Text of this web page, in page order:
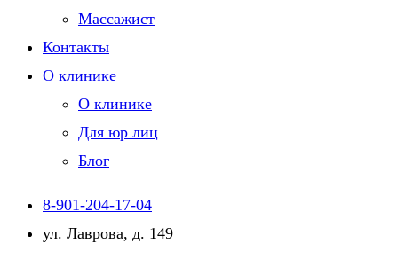
Массажист
Контакты
О клинике
О клинике
Для юр лиц
Блог
8-901-204-17-04
ул. Лаврова, д. 149